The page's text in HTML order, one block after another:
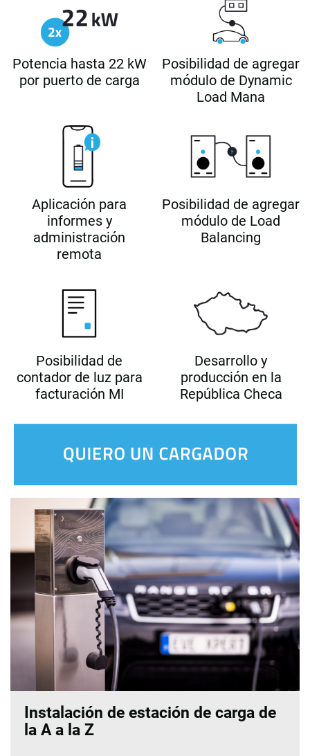
Potencia hasta 22 kW
por puerto de carga
Posibilidad de agregar
módulo de Dynamic
Load Mana
Aplicación para
informes y
administración
remota
Posibilidad de agregar
módulo de Load
Balancing
Posibilidad de
contador de luz para
facturación MI
Desarrollo y
producción en la
República Checa
Instalación de estación de carga de
la A a la Z